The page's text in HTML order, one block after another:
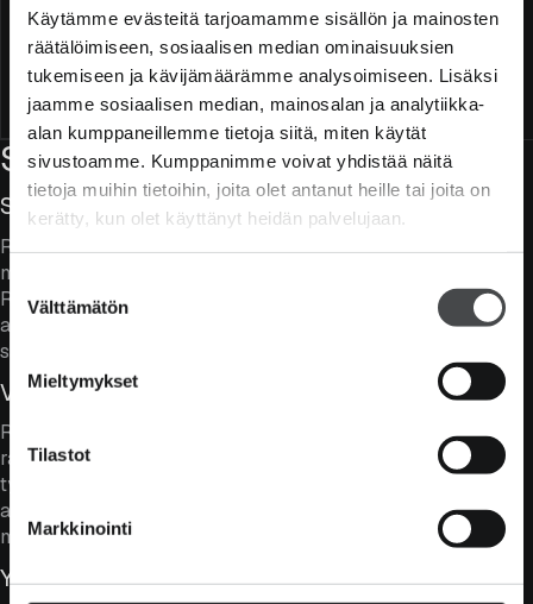
Käytämme evästeitä tarjoamamme sisällön ja mainosten
räätälöimiseen, sosiaalisen median ominaisuuksien
tukemiseen ja kävijämäärämme analysoimiseen. Lisäksi
jaamme sosiaalisen median, mainosalan ja analytiikka-
alan kumppaneillemme tietoja siitä, miten käytät
sivustoamme. Kumppanimme voivat yhdistää näitä
tietoja muihin tietoihin, joita olet antanut heille tai joita on
kerätty, kun olet käyttänyt heidän palvelujaan.
Suostumuksen
valinta
Välttämätön
Mieltymykset
Tilastot
Markkinointi
Rahaston maksimikoko (milj. €)
250
SFDR-luokitus
Artikla 8
Merkitse rahastoa Ota yhteyttä
Salkun ominaisuudet
Sijoittaminen arvoyhtiöihin
Rahastossa yhdistyvät hyvä liiketoimintalaatu,
maltillinen arvostustaso ja korkeahko osinkotuotto.
Rahasto pyrkii olemaan Helsingin pörssin yleistä
arvostustasoa edullisemmin hinnoiteltu ja
saavuttamaan korkeamman osinkotuoton.
Vahva näkemyksenotto
Rahastossa olevien yhtiöiden lukumäärä pidetään
rajallisena ja kymmenen suurinta sijoitusta vastaakin
tyypillisesti tuntuvaa osaa koko salkusta luoden aidosti
aktiivisen Suomi-rahaston, jolla voidaan poiketa
merkittävästi indeksistä.
Yhtiöiden laatu